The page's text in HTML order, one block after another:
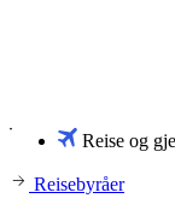
Reise og
Reisebyråer